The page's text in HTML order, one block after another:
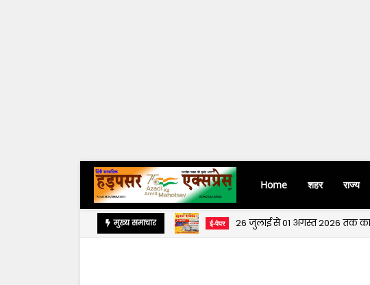
Home शहर राज्य
मुख्य समाचार ई-पेपर 26 जुलाई से 01 अगस्त 2026 तक